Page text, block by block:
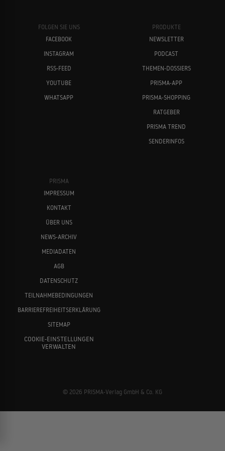
FOLGEN SIE UNS
FACEBOOK
INSTAGRAM
RSS-FEED
YOUTUBE
WHATSAPP
PRODUKTE
NEWSLETTER
PODCAST
THEMEN-DOSSIERS
PRISMA-APP
PRISMA-SHOPPING
RATGEBER
PRISMA TREND
SENDERINFOS
PRISMA
IMPRESSUM
KONTAKT
ÜBER UNS
NEWS-ARCHIV
MEDIADATEN
AGB
DATENSCHUTZ
TEILNAHMEBEDINGUNGEN
BARRIEREFREIHEITSERKLÄRUNG
SITEMAP
COOKIE-EINSTELLUNGEN
VERWALTEN
© 2026 PRISMA-Verlag GmbH & Co. KG